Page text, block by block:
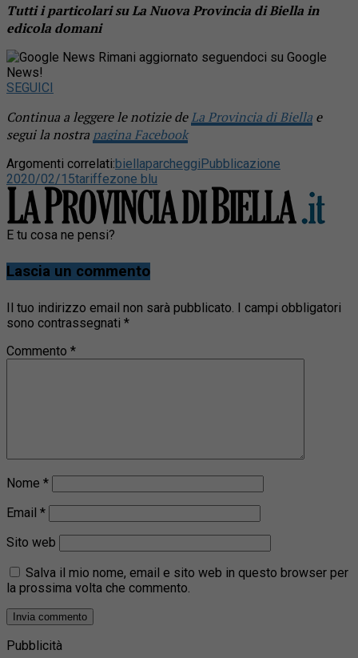
Tutti i particolari su La Nuova Provincia di Biella in
edicola domani
Rimani aggiornato seguendoci su Google
News!
SEGUICI
Continua a leggere le notizie deLa Provincia di Biella e
segui la nostra pagina Facebook
Argomenti correlati:biellaparcheggiPubblicazione
2020/02/15tariffezone blu
E tu cosa ne pensi?
Lascia un commento
Il tuo indirizzo email non sarà pubblicato. I campi obbligatori
sono contrassegnati *
Commento *
Nome *
Email *
Sito web
Salva il mio nome, email e sito web in questo browser per
la prossima volta che commento.
Pubblicità